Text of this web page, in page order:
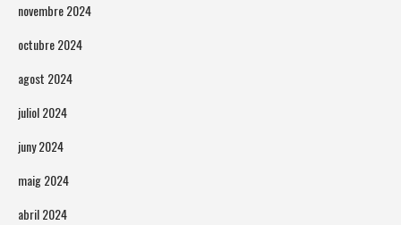
novembre 2024
octubre 2024
agost 2024
juliol 2024
juny 2024
maig 2024
abril 2024